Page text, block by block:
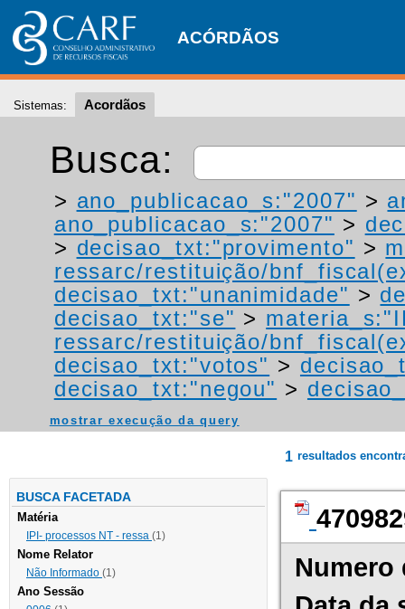
ACÓRDÃOS
Sistemas: Acordãos
Busca:
> ano_publicacao_s:"2007" >
ano_publicacao_s:"2007" >
> decisao_txt:"provimento" >
ressarc/restituição/
decisao_txt:"unanimidade" >
decisao_txt:"se" >
ressarc/restituição/
decisao_txt:"votos" >
decisao_txt:"negou" >
mostrar execução da query
BUSCA FACETADA
Matéria
IPI- processos NT - ressa (1)
Nome Relator
Não Informado (1)
Ano Sessão
1 resultados
Numero